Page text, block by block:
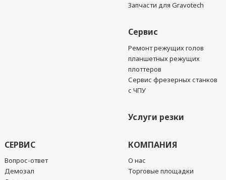
Запчасти для Gravotech
Сервис
Ремонт режущих голов
планшетных режущих
плоттеров
Сервис фрезерных станков
с ЧПУ
Услуги резки
СЕРВИС
Вопрос-ответ
Демозал
КОМПАНИЯ
О нас
Торговые площадки